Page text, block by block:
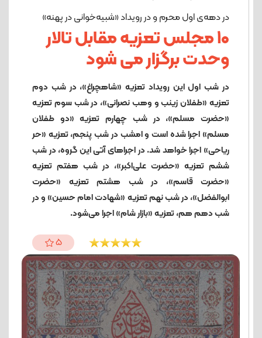
در دهه‌ی اول محرم و در رویداد «شبیه‌خوانی در پهنه»
۱۰ مجلس تعزیه مقابل تالار
وحدت برگزار می شود
در شب اول این رویداد تعزیه «شاهچراغ»، در شب دوم
تعزیه «طفلان زینب و وهب نصرانی»، در شب سوم تعزیه
«حضرت مسلم»، در شب چهارم تعزیه «دو طفلان
مسلم» اجرا شده است و امشب در شب پنجم، تعزیه «حر
ریاحی» اجرا خواهد شد. در اجراهای آتی این گروه، در شب
ششم تعزیه «حضرت علی‌اکبر»، در شب هفتم تعزیه
«حضرت قاسم»، در شب هشتم تعزیه «حضرت
ابوالفضل»، در شب نهم تعزیه «شهادت امام حسین» و در
شب دهم هم، تعزیه «بازار شام» اجرا می‌شود.
5